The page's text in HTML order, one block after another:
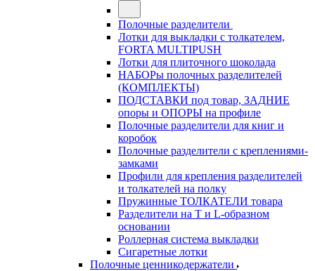
Полочные разделители
Лотки для выкладки с толкателем,
FORTA MULTIPUSH
Лотки для плиточного шоколада
НАБОРы полочных разделителей
(КОМПЛЕКТЫ)
ПОДСТАВКИ под товар, ЗАДНИЕ
опоры и ОПОРЫ на профиле
Полочные разделители для книг и
коробок
Полочные разделители с креплениями-
замками
Профили для крепления разделителей
и толкателей на полку
Пружинные ТОЛКАТЕЛИ товара
Разделители на Т и L-образном
основании
Роллерная система выкладки
Сигаретные лотки
Полочные ценникодержатели